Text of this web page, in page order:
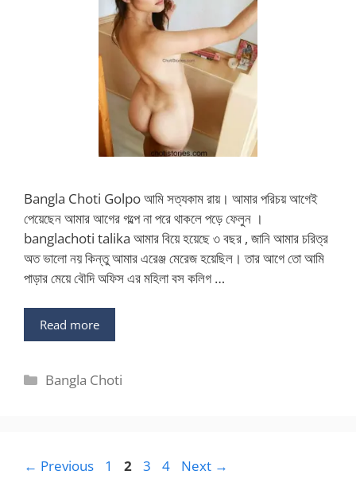
Bangla Choti Golpo আমি সত্যকাম রায়। আমার পরিচয় আগেই
পেয়েছেন আমার আগের গল্পে না পরে থাকলে পড়ে ফেলুন ।
banglachoti talika আমার বিয়ে হয়েছে ৩ বছর , জানি আমার চরিত্র
অত ভালো নয় কিন্তু আমার এরেঞ্জ মেরেজ হয়েছিল। তার আগে তো আমি
পাড়ার মেয়ে বৌদি অফিস এর মহিলা বস কলিগ …
Read more
Categories
Bangla Choti
← Previous Page
1 Page
2 Page
3 Page
4 Next →